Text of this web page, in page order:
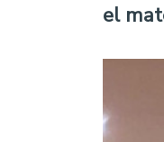
el